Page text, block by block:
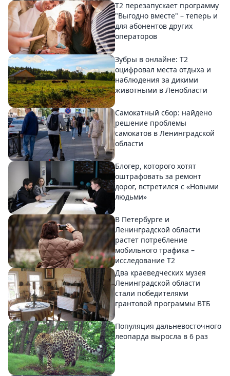
Т2 перезапускает программу
"Выгодно вместе" – теперь и
для абонентов других
операторов
Зубры в онлайне: Т2
оцифровал места отдыха и
наблюдения за дикими
животными в Ленобласти
Самокатный сбор: найдено
решение проблемы
самокатов в Ленинградской
области
Блогер, которого хотят
оштрафовать за ремонт
дорог, встретился с «Новыми
людьми»
В Петербурге и
Ленинградской области
растет потребление
мобильного трафика –
исследование T2
Два краеведческих музея
Ленинградской области
стали победителями
грантовой программы ВТБ
Популяция дальневосточного
леопарда выросла в 6 раз